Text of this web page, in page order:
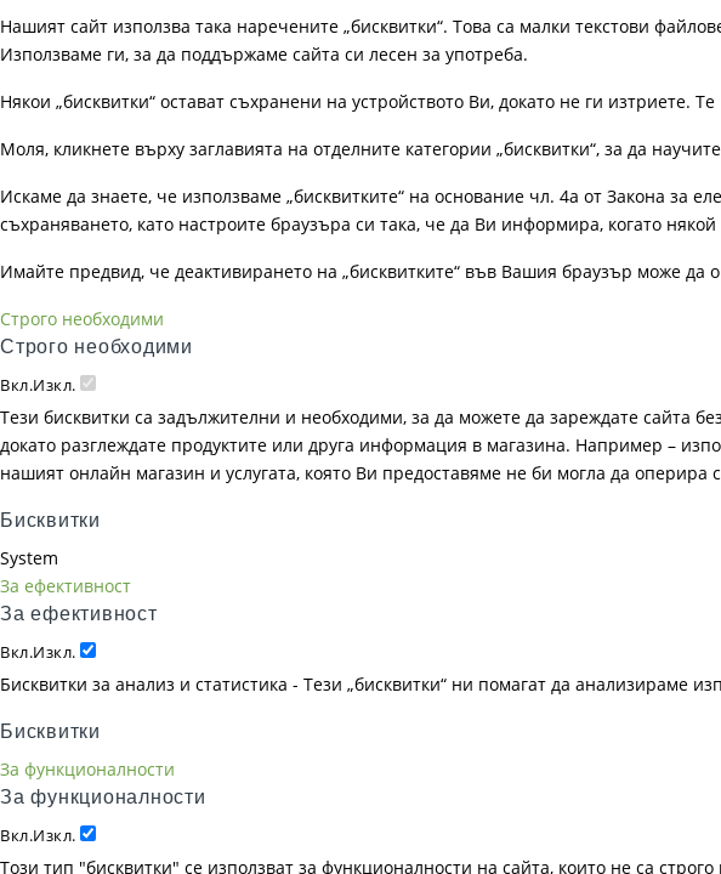
Нашият сайт използва така наречените „бисквитки“. Това са малки текстови
Използваме ги, за да поддържаме сайта си лесен за употреба.
Някои „бисквитки“ остават съхранени на устройството Ви, докато не ги
Моля, кликнете върху заглавията на отделните категории „бисквитки“, за да
Искаме да знаете, че използваме „бисквитките“ на основание чл. 4а от Закона за
съхраняването, като настроите браузъра си така, че да Ви информира, когато
Имайте предвид, че деактивирането на „бисквитките“ във Вашия браузър може да
Строго необходими
Строго необходими
Вкл.Изкл.
Тези бисквитки са задължителни и необходими, за да можете да зареждате сайта
докато разглеждате продуктите или друга информация в магазина. Например –
нашият онлайн магазин и услугата, която Ви предоставяме не би могла да
Бисквитки
System
За ефективност
За ефективност
Вкл.Изкл.
Бисквитки за анализ и статистика - Тези „бисквитки“ ни помагат да анализираме
Бисквитки
За функционалности
За функционалности
Вкл.Изкл.
Този тип "бисквитки" се използват за функционалности на сайта, които не са